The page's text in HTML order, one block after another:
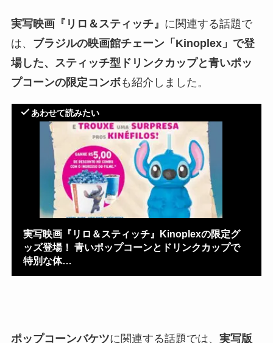
実写映画『リロ＆スティッチ』 に関連する話題で
は、 ブラジルの映画館チェーン「Kinoplex」で登
場した、スティッチ型ドリンクカップと青いポッ
プコーンの限定コンボも紹介しました。
あわせて読みたい
実写映画『リロ＆スティッチ』Kinoplexの限定グ
ッズ登場！ 青いポップコーンとドリンクカップで
特別な体…
ポップコーンバケツに関連する話題では、 実写版